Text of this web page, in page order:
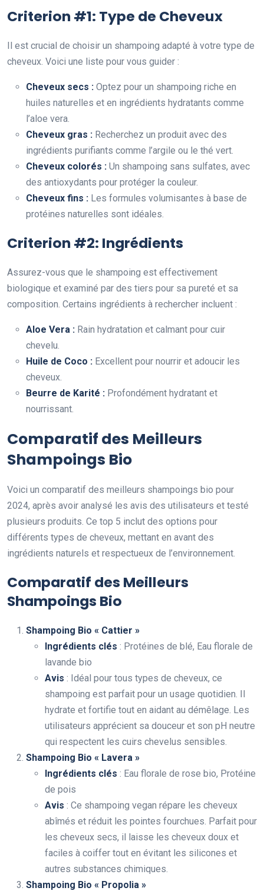
Criterion #1: Type de Cheveux
Il est crucial de choisir un shampoing adapté à votre type de
cheveux. Voici une liste pour vous guider :
Cheveux secs : Optez pour un shampoing riche en
huiles naturelles et en ingrédients hydratants comme
l’aloe vera.
Cheveux gras : Recherchez un produit avec des
ingrédients purifiants comme l’argile ou le thé vert.
Cheveux colorés : Un shampoing sans sulfates, avec
des antioxydants pour protéger la couleur.
Cheveux fins : Les formules volumisantes à base de
protéines naturelles sont idéales.
Criterion #2: Ingrédients
Assurez-vous que le shampoing est effectivement
biologique et examiné par des tiers pour sa pureté et sa
composition. Certains ingrédients à rechercher incluent :
Aloe Vera : Rain hydratation et calmant pour cuir
chevelu.
Huile de Coco : Excellent pour nourrir et adoucir les
cheveux.
Beurre de Karité : Profondément hydratant et
nourrissant.
Comparatif des Meilleurs
Shampoings Bio
Voici un comparatif des meilleurs shampoings bio pour
2024, après avoir analysé les avis des utilisateurs et testé
plusieurs produits. Ce top 5 inclut des options pour
différents types de cheveux, mettant en avant des
ingrédients naturels et respectueux de l’environnement.
Comparatif des Meilleurs
Shampoings Bio
Shampoing Bio « Cattier »
Ingrédients clés : Protéines de blé, Eau florale de
lavande bio
Avis : Idéal pour tous types de cheveux, ce
shampoing est parfait pour un usage quotidien. Il
hydrate et fortifie tout en aidant au démêlage. Les
utilisateurs apprécient sa douceur et son pH neutre
qui respectent les cuirs chevelus sensibles.
Shampoing Bio « Lavera »
Ingrédients clés : Eau florale de rose bio, Protéine
de pois
Avis : Ce shampoing vegan répare les cheveux
abîmés et réduit les pointes fourchues. Parfait pour
les cheveux secs, il laisse les cheveux doux et
faciles à coiffer tout en évitant les silicones et
autres substances chimiques.
Shampoing Bio « Propolia »